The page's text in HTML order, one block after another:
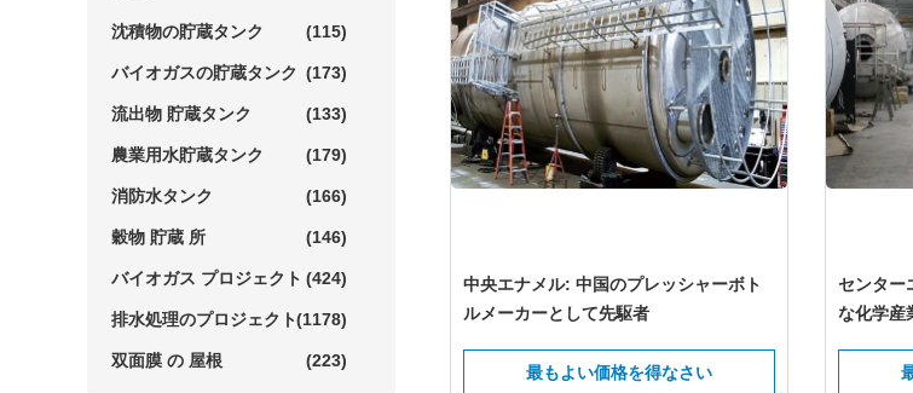
沈積物の貯蔵タンク (115)
バイオガスの貯蔵タンク (173)
流出物 貯蔵タンク (133)
農業用水貯蔵タンク (179)
消防水タンク (166)
穀物 貯蔵 所 (146)
バイオガス プロジェクト (424)
排水処理のプロジェクト(1178)
双面膜 の 屋根 (223)
中央エナメル: 中国のプレッシャーボト
ルメーカーとして先駆者
最もよい価格を得なさい
センター
な化学産